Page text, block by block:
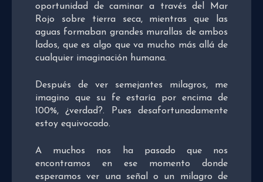
oportunidad de caminar a través del Mar
Rojo sobre tierra seca, mientras que las
aguas formaban grandes murallas de ambos
lados, que es algo que va mucho más allá de
cualquier imaginación humana.
Después de ver semejantes milagros, me
imagino que su fe estaría por encima de
100%, ¿verdad?. Pues desafortunadamente
estoy equivocado.
A muchos nos ha pasado que nos
encontramos en ese momento donde
esperamos ver una señal o un milagro de